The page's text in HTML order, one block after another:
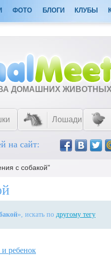
ФОТО БЛОГИ КЛУБЫ
ДОМАШНИХ
Лошади
на сайт:
с собакой"
», искать по другому тегу
ребенок